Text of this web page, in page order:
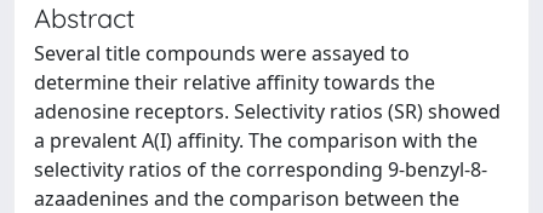
Abstract
Several title compounds were assayed to
determine their relative affinity towards the
adenosine receptors. Selectivity ratios (SR) showed
a prevalent A(I) affinity. The comparison with the
selectivity ratios of the corresponding 9-benzyl-8-
azaadenines and the comparison between the